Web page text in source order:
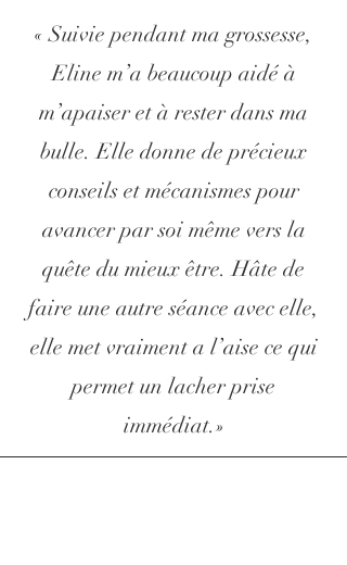
« Suivie pendant ma grossesse,
Eline m’a beaucoup aidé à
m’apaiser et à rester dans ma
bulle. Elle donne de précieux
conseils et mécanismes pour
avancer par soi même vers la
quête du mieux être. Hâte de
faire une autre séance avec elle,
elle met vraiment a l’aise ce qui
permet un lacher prise
immédiat.»